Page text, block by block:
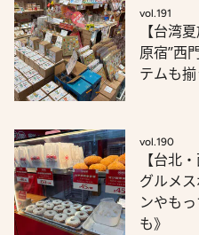
vol.191
【台湾
原宿”西
テムも
vol.190
【台北
グルメ
ンやも
も》